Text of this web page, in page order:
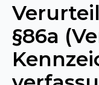
§86a